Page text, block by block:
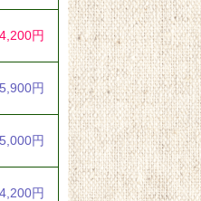
円
円
円
円